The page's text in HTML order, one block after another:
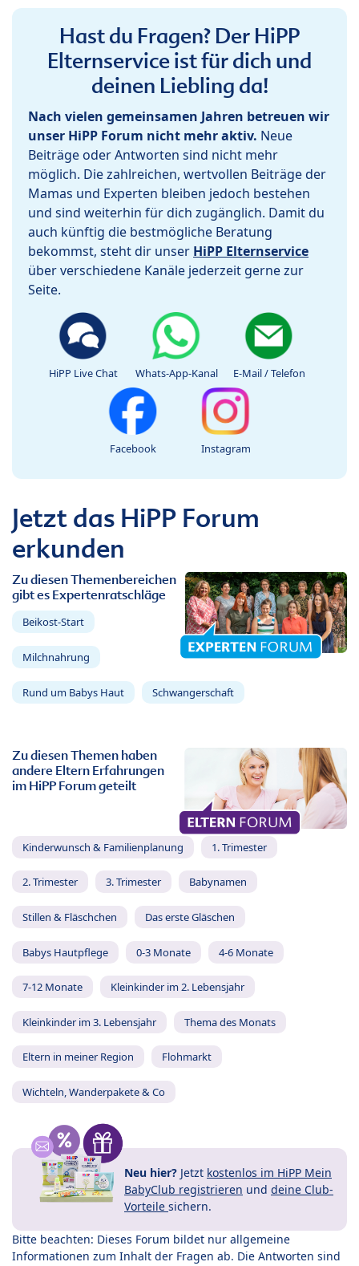
Hast du Fragen? Der HiPP
Elternservice ist für dich und
deinen Liebling da!
Nach vielen gemeinsamen Jahren betreuen wir
unser HiPP Forum nicht mehr aktiv. Neue
Beiträge oder Antworten sind nicht mehr
möglich. Die zahlreichen, wertvollen Beiträge der
Mamas und Experten bleiben jedoch bestehen
und sind weiterhin für dich zugänglich. Damit du
auch künftig die bestmögliche Beratung
bekommst, steht dir unser HiPP Elternservice
über verschiedene Kanäle jederzeit gerne zur
Seite.
HiPP Live Chat Whats-App-Kanal E-Mail / Telefon
Facebook Instagram
Jetzt das HiPP Forum
erkunden
Zu diesen Themenbereichen
gibt es Expertenratschläge
Beikost-Start
Milchnahrung
Rund um Babys Haut Schwangerschaft
Zu diesen Themen haben
andere Eltern Erfahrungen
im HiPP Forum geteilt
Kinderwunsch & Familienplanung 1. Trimester
2. Trimester 3. Trimester Babynamen
Stillen & Fläschchen Das erste Gläschen
Babys Hautpflege 0-3 Monate 4-6 Monate
7-12 Monate Kleinkinder im 2. Lebensjahr
Kleinkinder im 3. Lebensjahr Thema des Monats
Eltern in meiner Region Flohmarkt
Wichteln, Wanderpakete & Co
Neu hier? Jetzt kostenlos im HiPP Mein
BabyClub registrieren und deine Club-
Vorteile sichern.
Bitte beachten: Dieses Forum bildet nur allgemeine
Informationen zum Inhalt der Fragen ab. Die Antworten sind